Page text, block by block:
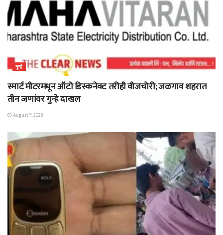
गुन्हे
स्मार्ट मीटरमधून ऑटो डिस्कनेक्ट तरीही वीजचोरी; जळगाव शहरात
तीन जणांवर गुन्हे दाखल
August 7, 2026